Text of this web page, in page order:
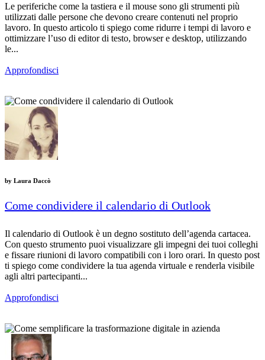
Le periferiche come la tastiera e il mouse sono gli strumenti più
utilizzati dalle persone che devono creare contenuti nel proprio
lavoro. In questo articolo ti spiego come ridurre i tempi di lavoro e
ottimizzare l’uso di editor di testo, browser e desktop, utilizzando
le...
Approfondisci
by Laura Daccò
Come condividere il calendario di Outlook
Il calendario di Outlook è un degno sostituto dell’agenda cartacea.
Con questo strumento puoi visualizzare gli impegni dei tuoi colleghi
e fissare riunioni di lavoro compatibili con i loro orari. In questo post
ti spiego come condividere la tua agenda virtuale e renderla visibile
agli altri partecipanti...
Approfondisci